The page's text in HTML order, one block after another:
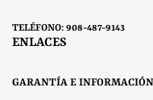
TELÉFONO: 908-487-9143
ENLACES
GARANTÍA E